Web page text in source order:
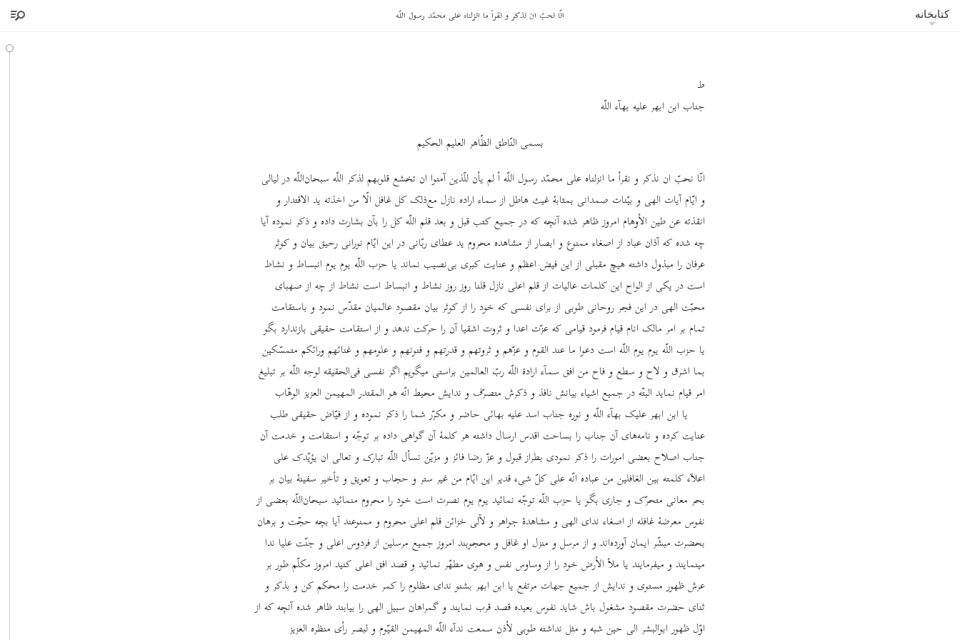
کتابخانه انّا نحبّ ان نذکر و نقرأ ما انزلناه علی محمّد رسول اللّه
ط
جناب ابن ابهر علیه بهآء اللّه
بسمی النّاطق الظّاهر العلیم الحکیم
انّا نحبّ ان نذکر و نقرأ ما انزلناه علی محمّد رسول اللّه أ لم یأن للّذین آمنوا ان تخشع قلوبهم لذکر اللّه سبحان‌اللّه در لیالی
و ایّام آیات الهی و بیّنات صمدانی بمثابۀ غیث هاطل از سماء اراده نازل مع‌ذلک کل غافل الّا من اخذته ید الاقتدار و
انقذته عن طین الأوهام امروز ظاهر شده آنچه که در جمیع کتب قبل و بعد قلم اللّه کل را بآن بشارت داده و ذکر نموده آیا
چه شده که آذان عباد از اصغاء ممنوع و ابصار از مشاهده محروم ید عطای ربّانی در این ایّام نورانی رحیق بیان و کوثر
عرفان را مبذول داشته هیچ مقبلی از این فیض اعظم و عنایت کبری بی‌نصیب نماند یا حزب اللّه یوم یوم انبساط و نشاط
است در یکی از الواح این کلمات عالیات از قلم اعلی نازل قلنا روز روز نشاط و انبساط است نشاط از چه از صهبای
محبّت الهی در این فجر روحانی طوبی از برای نفسی که خود را از کوثر بیان مقصود عالمیان مقدّس نمود و باستقامت
تمام بر امر مالک انام قیام فرمود قیامی که عزّت اعدا و ثروت اشقیا آن را حرکت ندهد و از استقامت حقیقی بازندارد بگو
یا حزب اللّه یوم یوم اللّه است دعوا ما عند القوم و عزّهم و ثروتهم و قدرتهم و فنونهم و علومهم و غنائهم ورائکم متمسّکین
بما اشرق و لاح و سطع و فاح من افق سمآء ارادة اللّه ربّ العالمین براستی میگویم اگر نفسی فی‌الحقیقه لوجه اللّه بر تبلیغ
امر قیام نماید البتّه در جمیع اشیاء بیانش نافذ و ذکرش متصرّف و ندایش محیط انّه هو المقتدر المهیمن العزیز الوهّاب
یا ابن ابهر علیک بهآء اللّه و نوره جناب اسد علیه بهائی حاضر و مکرّر شما را ذکر نموده و از فیّاض حقیقی طلب
عنایت کرده و نامه‌های آن جناب را بساحت اقدس ارسال داشته هر کلمۀ آن گواهی داده بر توجّه و استقامت و خدمت آن
جناب اصلاح بعضی امورات را ذکر نمودی بطراز قبول و عزّ رضا فائز و مزیّن نسأل اللّه تبارک و تعالی ان یؤیّدک علی
اعلآء کلمته بین الغافلین من عباده انّه علی کلّ شیء قدیر این ایّام من غیر ستر و حجاب و تعویق و تأخیر سفینۀ بیان بر
بحر معانی متحرّک و جاری بگو یا حزب اللّه توجّه نمائید یوم یوم نصرت است خود را محروم منمائید سبحان‌اللّه بعضی از
نفوس معرضۀ غافله از اصغاء ندای الهی و مشاهدۀ جواهر و لآلی خزائن قلم اعلی محروم و ممنوعند آیا بچه حجّت و برهان
بحضرت مبشّر ایمان آورده‌اند و از مرسل و منزل او غافل و محجوبند امروز جمیع مرسلین از فردوس اعلی و جنّت علیا ندا
مینمایند و میفرمایند یا ملأ الأرض خود را از وساوس نفس و هوی مطهّر نمائید و قصد افق اعلی کنید امروز مکلّم طور بر
عرش ظهور مستوی و ندایش از جمیع جهات مرتفع یا ابن ابهر بشنو ندای مظلوم را کمر خدمت را محکم کن و بذکر و
ثنای حضرت مقصود مشغول باش شاید نفوس بعیده قصد قرب نمایند و گمراهان سبیل الهی را بیابند ظاهر شده آنچه که از
اوّل ظهور ابوالبشر الی حین شبه و مثل نداشته طوبی لأذن سمعت ندآء اللّه المهیمن القیّوم و لبصر رأی منظره العزیز